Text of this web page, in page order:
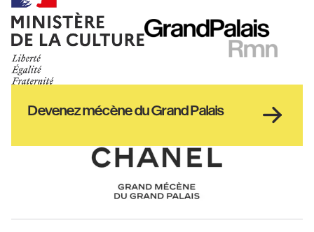
Ministère
de
la
Haut
de
Devenez mécène du Grand Palais
Chanel